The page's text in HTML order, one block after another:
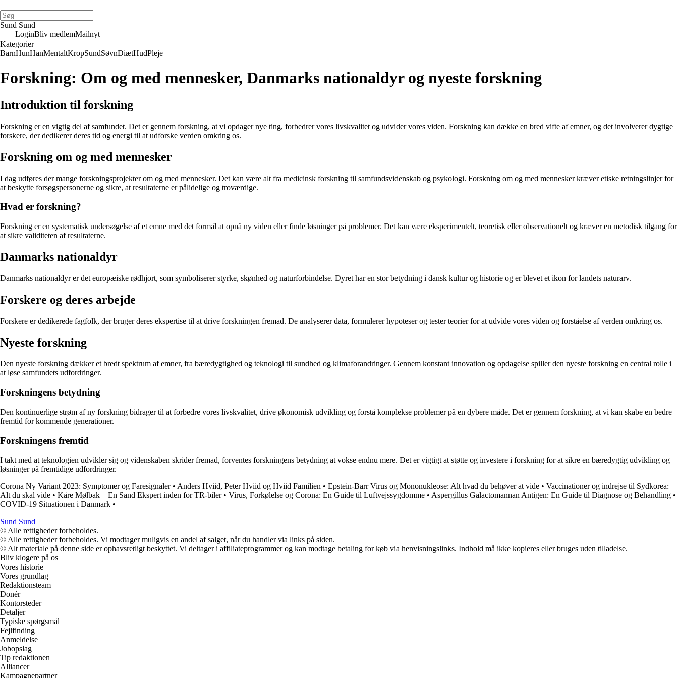
Sund Sund
LoginBliv medlemMailnyt
Kategorier
BarnHunHanMentaltKropSundSøvnDiætHudPleje
Forskning: Om og med mennesker, Danmarks nationaldyr og nyeste forskning
Introduktion til forskning
Forskning er en vigtig del af samfundet. Det er gennem forskning, at vi opdager nye ting, forbedrer vores livskvalitet og udvider vores viden. Forskning kan dække en bred vifte af emner, og det involverer dygtige
forskere, der dedikerer deres tid og energi til at udforske verden omkring os.
Forskning om og med mennesker
I dag udføres der mange forskningsprojekter om og med mennesker. Det kan være alt fra medicinsk forskning til samfundsvidenskab og psykologi. Forskning om og med mennesker kræver etiske retningslinjer for
at beskytte forsøgspersonerne og sikre, at resultaterne er pålidelige og troværdige.
Hvad er forskning?
Forskning er en systematisk undersøgelse af et emne med det formål at opnå ny viden eller finde løsninger på problemer. Det kan være eksperimentelt, teoretisk eller observationelt og kræver en metodisk tilgang for
at sikre validiteten af resultaterne.
Danmarks nationaldyr
Danmarks nationaldyr er det europæiske rødhjort, som symboliserer styrke, skønhed og naturforbindelse. Dyret har en stor betydning i dansk kultur og historie og er blevet et ikon for landets naturarv.
Forskere og deres arbejde
Forskere er dedikerede fagfolk, der bruger deres ekspertise til at drive forskningen fremad. De analyserer data, formulerer hypoteser og tester teorier for at udvide vores viden og forståelse af verden omkring os.
Nyeste forskning
Den nyeste forskning dækker et bredt spektrum af emner, fra bæredygtighed og teknologi til sundhed og klimaforandringer. Gennem konstant innovation og opdagelse spiller den nyeste forskning en central rolle i
at løse samfundets udfordringer.
Forskningens betydning
Den kontinuerlige strøm af ny forskning bidrager til at forbedre vores livskvalitet, drive økonomisk udvikling og forstå komplekse problemer på en dybere måde. Det er gennem forskning, at vi kan skabe en bedre
fremtid for kommende generationer.
Forskningens fremtid
I takt med at teknologien udvikler sig og videnskaben skrider fremad, forventes forskningens betydning at vokse endnu mere. Det er vigtigt at støtte og investere i forskning for at sikre en bæredygtig udvikling og
løsninger på fremtidige udfordringer.
Corona Ny Variant 2023: Symptomer og Faresignaler• Anders Hviid, Peter Hviid og Hviid Familien • Epstein-Barr Virus og Mononukleose: Alt hvad du behøver at vide • Vaccinationer og indrejse til Sydkorea:
Alt du skal vide • Kåre Mølbak – En Sand Ekspert inden for TR-biler• Virus, Forkølelse og Corona: En Guide til Luftvejssygdomme • Aspergillus Galactomannan Antigen: En Guide til Diagnose og Behandling •
COVID-19 Situationen i Danmark •
Sund Sund
© Alle rettigheder forbeholdes.
© Alle rettigheder forbeholdes. Vi modtager muligvis en andel af salget, når du handler via links på siden.
© Alt materiale på denne side er ophavsretligt beskyttet. Vi deltager i affiliateprogrammer og kan modtage betaling for køb via henvisningslinks. Indhold må ikke kopieres eller bruges uden tilladelse.
Bliv klogere på os
Vores historie
Vores grundlag
Redaktionsteam
Donér
Kontorsteder
Detaljer
Typiske spørgsmål
Fejlfinding
Anmeldelse
Jobopslag
Tip redaktionen
Alliancer
Kampagnepartner